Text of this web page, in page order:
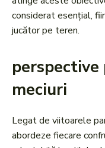
considerat esențial,
jucător pe teren.
meciuri
Legat de viitoarele
abordeze fiecare